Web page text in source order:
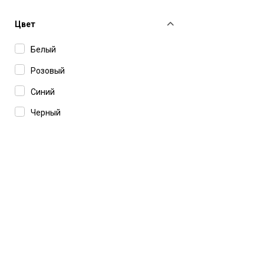
Yuzefi
Цвет
Белый
Розовый
Синий
Черный